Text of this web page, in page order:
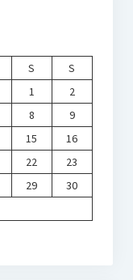
S
S
1
2
8
9
15
16
22
23
29
30